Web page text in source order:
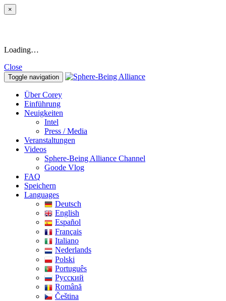
×
Loading…
Close
Toggle navigation
Über Corey
Einführung
Neuigkeiten
Intel
Press / Media
Veranstaltungen
Videos
Sphere-Being Alliance Channel
Goode Vlog
FAQ
Speichern
Languages
Deutsch
English
Español
Français
Italiano
Nederlands
Polski
Português
Pусский
Română
Čeština